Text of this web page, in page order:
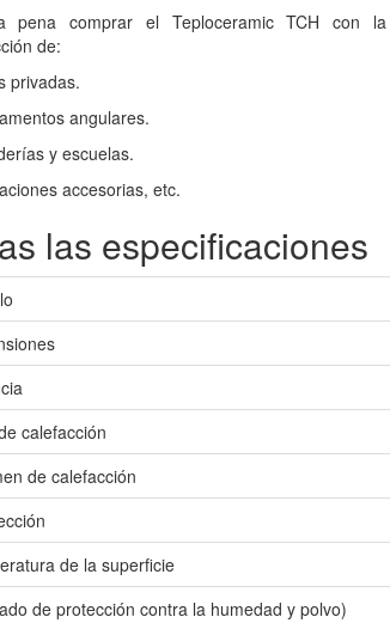
pena comprar el Teploceramic TCH con la
de:
privadas.
angulares.
y escuelas.
accesorias, etc.
las especificaciones
calefacción
de calefacción
de la superficie
de protección contra la humedad y polvo)